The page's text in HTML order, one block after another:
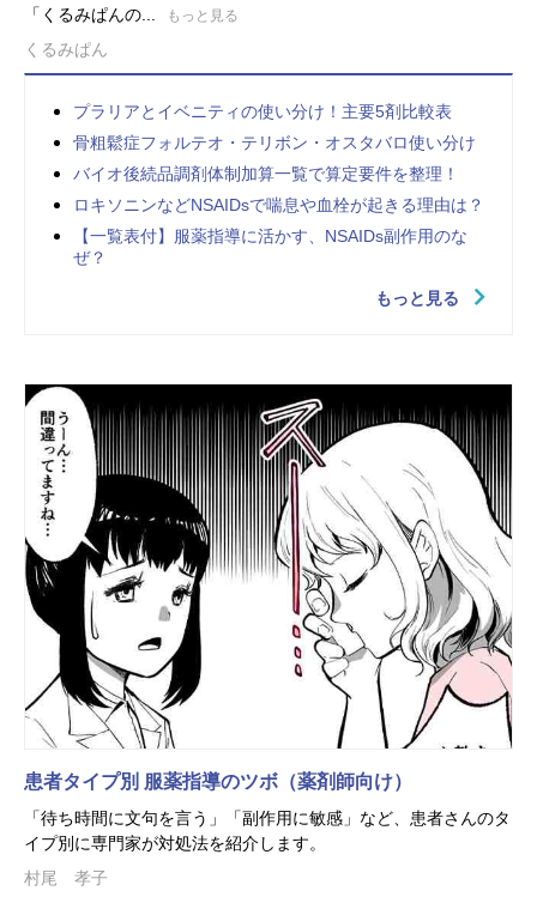
「くるみぱんの... もっと見る
くるみぱん
プラリアとイベニティの使い分け！主要5剤比較表
骨粗鬆症フォルテオ・テリボン・オスタバロ使い分け
バイオ後続品調剤体制加算一覧で算定要件を整理！
ロキソニンなどNSAIDsで喘息や血栓が起きる理由は？
【一覧表付】服薬指導に活かす、NSAIDs副作用のな
ぜ？
もっと見る
患者タイプ別 服薬指導のツボ（薬剤師向け）
「待ち時間に文句を言う」「副作用に敏感」など、患者さんのタ
イプ別に専門家が対処法を紹介します。
村尾 孝子